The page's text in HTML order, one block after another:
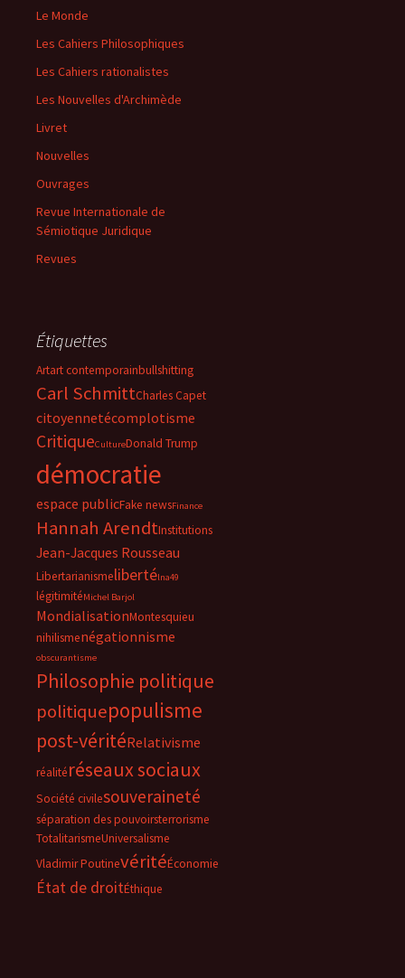
Le Monde
Les Cahiers Philosophiques
Les Cahiers rationalistes
Les Nouvelles d'Archimède
Livret
Nouvelles
Ouvrages
Revue Internationale de
Sémiotique Juridique
Revues
Étiquettes
Artart contemporainbullshitting
Carl SchmittCharles Capet
citoyennetécomplotisme
CritiqueCultureDonald Trump
démocratie
espace publicFake newsFinance
Hannah ArendtInstitutions
Jean-Jacques Rousseau
Libertarianismelibertélna49
légitimitéMichel Barjol
MondialisationMontesquieu
nihilismenégationnisme
obscurantisme
Philosophie politique
politiquepopulisme
post-véritéRelativisme
réalitéréseaux sociaux
Société civilesouveraineté
séparation des pouvoirsterrorisme
TotalitarismeUniversalisme
Vladimir PoutinevéritéÉconomie
État de droitÉthique